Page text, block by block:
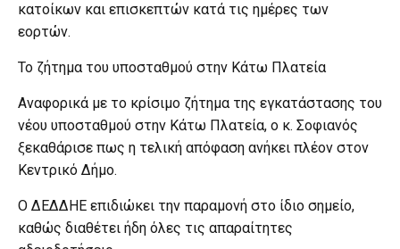
κατοίκων και επισκεπτών κατά τις ημέρες των
εορτών.
Το ζήτημα του υποσταθμού στην Κάτω Πλατεία
Αναφορικά με το κρίσιμο ζήτημα της εγκατάστασης του
νέου υποσταθμού στην Κάτω Πλατεία, ο κ. Σοφιανός
ξεκαθάρισε πως η τελική απόφαση ανήκει πλέον στον
Κεντρικό Δήμο.
Ο ΔΕΔΔΗΕ επιδιώκει την παραμονή στο ίδιο σημείο,
καθώς διαθέτει ήδη όλες τις απαραίτητες